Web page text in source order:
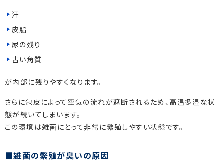
汗
皮脂
尿の残り
古い角質
が内部に残りやすくなります。
さらに包皮によって空気の流れが遮断されるため、高温多湿な状
態が続いてしまいます。
この環境は雑菌にとって非常に繁殖しやすい状態です。
雑菌の繁殖が臭いの原因